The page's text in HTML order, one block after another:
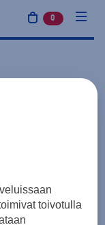
0 tuotetta
toivotulla